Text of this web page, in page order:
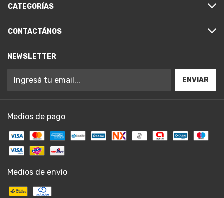
CATEGORÍAS
CONTACTÁNOS
NEWSLETTER
Medios de pago
Medios de envío